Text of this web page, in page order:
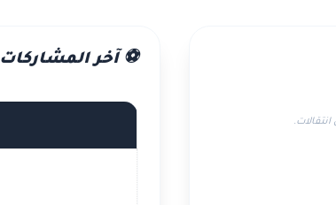
⚽ آخر المشاركات